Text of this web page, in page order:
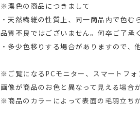
※濃色の商品につきまして
・天然繊維の性質上、同一商品内で色む
品質不良ではございません。何卒ご了承
・多少色移りする場合がありますので、
※ご覧になるPCモニター、スマートフォ
画像が商品のお色と異なって見える場合
※商品のカラーによって表面の毛羽立ち